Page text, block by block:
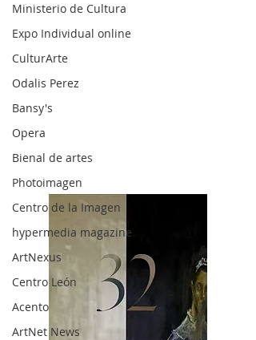
Ministerio de Cultura
Expo Individual online
CulturArte
Odalis Perez
Bansy's
Opera
Bienal de artes
Photoimagen
Centro de la Imagen
hypermedia magazine
ArtNexus
Centro León
Acento
ArtNet News